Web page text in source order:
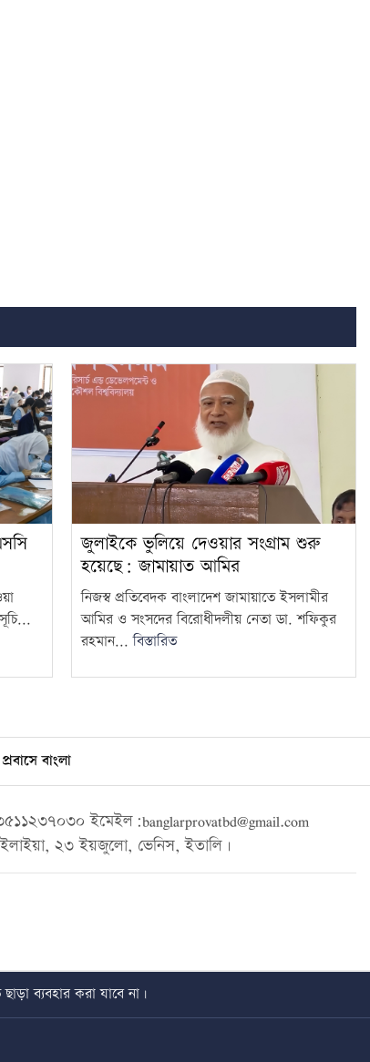
জুলাইকে ভুলিয়ে দেওয়ার সংগ্রাম শুরু
হয়েছে: জামায়াত আমির
নিজস্ব প্রতিবেদক বাংলাদেশ জামায়াতে ইসলামীর
আমির ও সংসদের বিরোধীদলীয় নেতা ডা. শফিকুর
রহমান...বিস্তারিত
প্রবাসে বাংলা
ইমেইল:banglarprovatbd@gmail.com
২৩ ইয়জুলো, ভেনিস, ইতালি।
ব্যবহার করা যাবে না।